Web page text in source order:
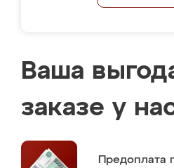
Ваша
заказе у
Предоплата